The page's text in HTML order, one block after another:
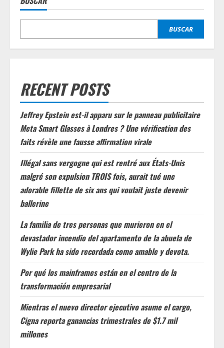
BUSCAR
RECENT POSTS
Jeffrey Epstein est-il apparu sur le panneau publicitaire
Meta Smart Glasses à Londres ? Une vérification des
faits révèle une fausse affirmation virale
Illégal sans vergogne qui est rentré aux États-Unis
malgré son expulsion TROIS fois, aurait tué une
adorable fillette de six ans qui voulait juste devenir
ballerine
La familia de tres personas que murieron en el
devastador incendio del apartamento de la abuela de
Wylie Park ha sido recordada como amable y devota.
Por qué los mainframes están en el centro de la
transformación empresarial
Mientras el nuevo director ejecutivo asume el cargo,
Cigna reporta ganancias trimestrales de $1.7 mil
millones